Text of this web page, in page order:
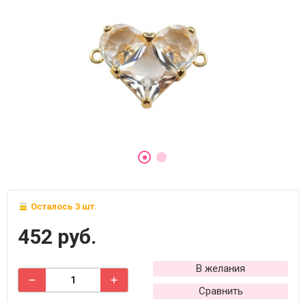
Осталось 3 шт.
452 руб.
В желания
Сравнить